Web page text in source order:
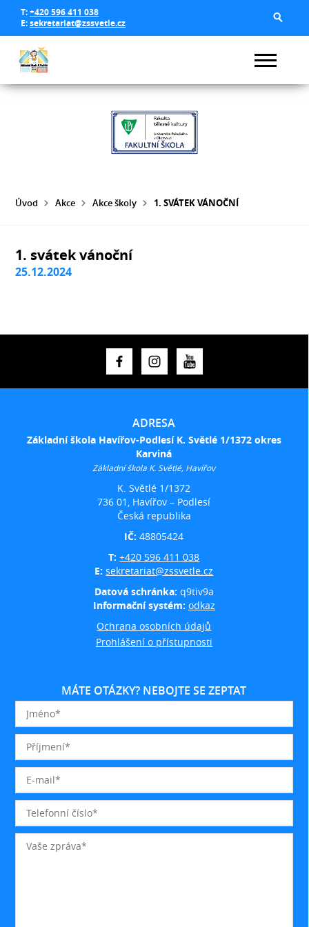
T:+420 596 411 038
E:sekretariat@zssvetle.cz
Úvod Akce Akce školy 1. SVÁTEK VÁNOČNÍ
1. svátek vánoční
25.12.2024
ADRESA
Základní škola Havířov-Podlesí K. Světlé 1/1372 okres
Karviná
Základní škola K. Světlé, Havířov
K. Světlé 1/1372
736 01, Havířov – Podlesí
Česká republika
IČ:48805424
T:+420 596 411 038
E:sekretariat@zssvetle.cz
Datová schránka: q9tiv9a
Informační systém: odkaz
Ochrana osobních údajů
Prohlášení o přístupnosti
MÁTE OTÁZKY? NEBOJTE SE ZEPTAT